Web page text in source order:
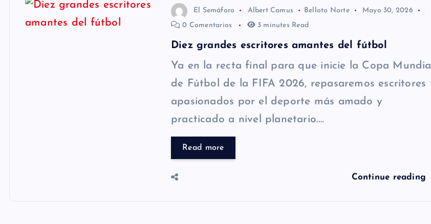
El Semáforo Albert Camus Belloto Norte
Mayo 30, 2026
0 Comentarios
3 minutes Read
Diez grandes escritores amantes del fútbol
Ya en la recta final para que inicie la Copa Mundial
de Fútbol de la FIFA 2026, repasaremos escritores
apasionados por el deporte más amado y
practicado a nivel planetario.…
Read more
Continue reading